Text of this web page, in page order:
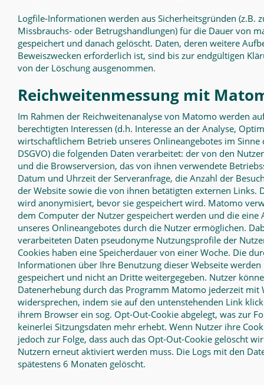
Logfile-Informationen werden aus Sicherheitsgründen (z.B.
Missbrauchs- oder Betrugshandlungen) für die Dauer von
gespeichert und danach gelöscht. Daten, deren weitere
Beweiszwecken erforderlich ist, sind bis zur endgültigen
von der Löschung ausgenommen.
Reichweitenmessung mit
Im Rahmen der Reichweitenanalyse von Matomo werden
berechtigten Interessen (d.h. Interesse an der Analyse,
wirtschaftlichem Betrieb unseres Onlineangebotes im Sinne
DSGVO) die folgenden Daten verarbeitet: der von den
und die Browserversion, das von ihnen verwendete
Datum und Uhrzeit der Serveranfrage, die Anzahl der
der Website sowie die von ihnen betätigten externen Links.
wird anonymisiert, bevor sie gespeichert wird. Matomo
dem Computer der Nutzer gespeichert werden und die eine
unseres Onlineangebotes durch die Nutzer ermöglichen.
verarbeiteten Daten pseudonyme Nutzungsprofile der
Cookies haben eine Speicherdauer von einer Woche. Die
Informationen über Ihre Benutzung dieser Webseite
gespeichert und nicht an Dritte weitergegeben. Nutzer
Datenerhebung durch das Programm Matomo jederzeit
widersprechen, indem sie auf den untenstehenden Link
ihrem Browser ein sog. Opt-Out-Cookie abgelegt, was zur
keinerlei Sitzungsdaten mehr erhebt. Wenn Nutzer ihre
jedoch zur Folge, dass auch das Opt-Out-Cookie gelöscht
Nutzern erneut aktiviert werden muss. Die Logs mit den
spätestens 6 Monaten gelöscht.